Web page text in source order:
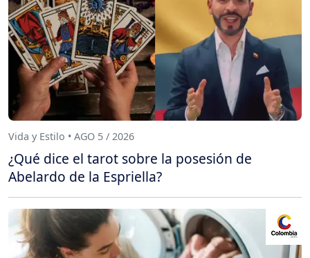
Vida y Estilo • AGO 5 / 2026
¿Qué dice el tarot sobre la posesión de
Abelardo de la Espriella?